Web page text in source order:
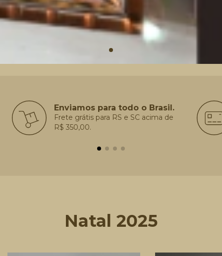
Enviamos para todo o Brasil.
Frete grátis para RS e SC acima de
R$ 350,00.
Natal 2025